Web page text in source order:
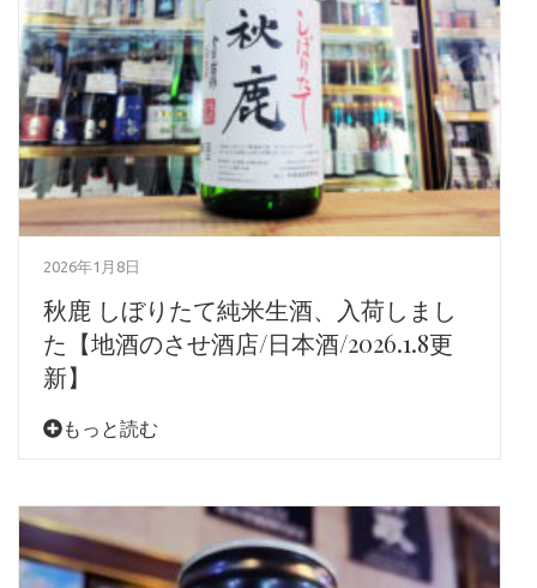
2026年1月8日
秋鹿 しぼりたて純米生酒、入荷しまし
た【地酒のさせ酒店/日本酒/2026.1.8更
新】
もっと読む